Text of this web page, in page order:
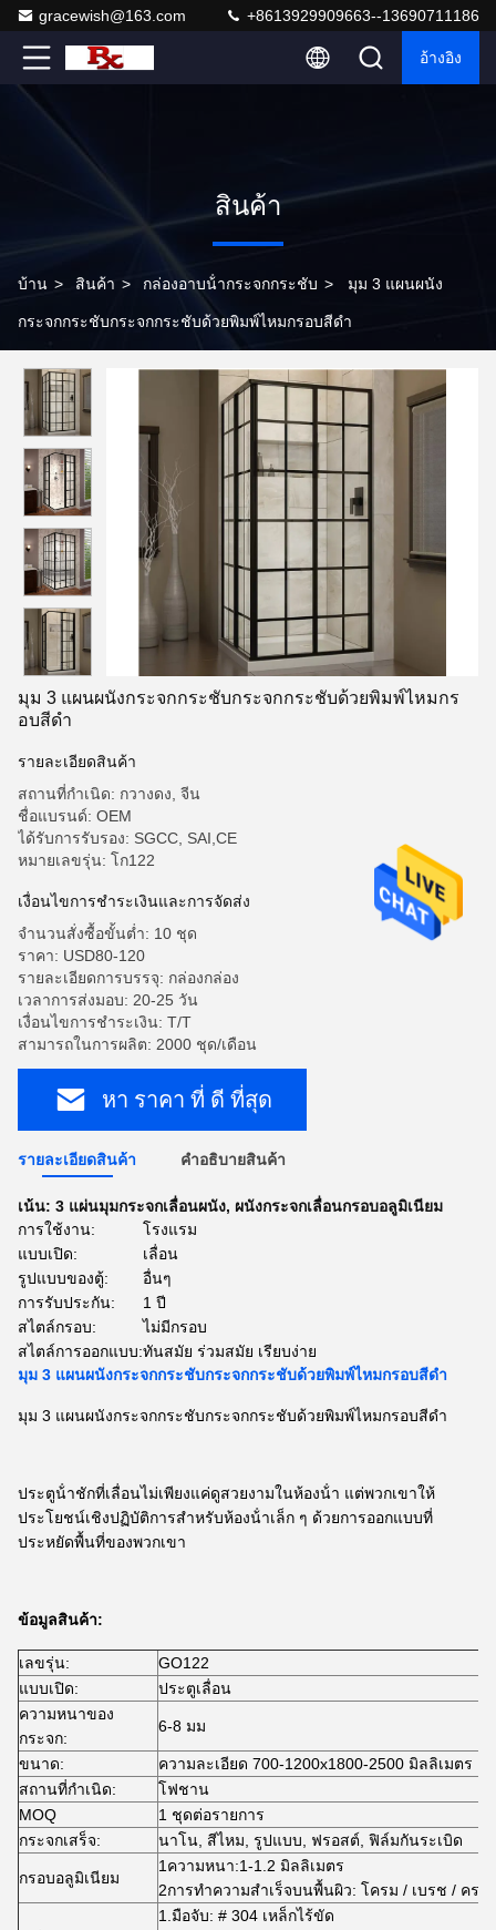
gracewish@163.com +8613929909663--13690711186
อ้างอิง
สินค้า
บ้าน > สินค้า > กล่องอาบน้ํากระจกกระชับ > มุม 3 แผนผนัง
กระจกกระชับกระจกกระชับด้วยพิมพ์ไหมกรอบสีดํา
มุม 3 แผนผนังกระจกกระชับกระจกกระชับด้วยพิมพ์ไหมกร
อบสีดํา
รายละเอียดสินค้า
สถานที่กำเนิด: กวางดง, จีน
ชื่อแบรนด์: OEM
ได้รับการรับรอง: SGCC, SAI,CE
หมายเลขรุ่น: โก122
เงื่อนไขการชําระเงินและการจัดส่ง
จำนวนสั่งซื้อขั้นต่ำ: 10 ชุด
ราคา: USD80-120
รายละเอียดการบรรจุ: กล่องกล่อง
เวลาการส่งมอบ: 20-25 วัน
เงื่อนไขการชำระเงิน: T/T
สามารถในการผลิต: 2000 ชุด/เดือน
หา ราคา ที่ ดี ที่สุด
รายละเอียดสินค้า คําอธิบายสินค้า
เน้น: 3 แผ่นมุมกระจกเลื่อนผนัง, ผนังกระจกเลื่อนกรอบอลูมิเนียม
การใช้งาน:
โรงแรม
แบบเปิด:
เลื่อน
รูปแบบของตู้:
อื่นๆ
การรับประกัน:
1 ปี
สไตล์กรอบ:
ไม่มีกรอบ
สไตล์การออกแบบ:ทันสมัย ​​ร่วมสมัย เรียบง่าย
มุม 3 แผนผนังกระจกกระชับกระจกกระชับด้วยพิมพ์ไหมกรอบสีดํา
มุม 3 แผนผนังกระจกกระชับกระจกกระชับด้วยพิมพ์ไหมกรอบสีดํา
ประตูน้ําชักที่เลื่อนไม่เพียงแค่ดูสวยงามในห้องน้ํา แต่พวกเขาให้
ประโยชน์เชิงปฏิบัติการสําหรับห้องน้ําเล็ก ๆ ด้วยการออกแบบที่
ประหยัดพื้นที่ของพวกเขา
ข้อมูลสินค้า:
เลขรุ่น:
GO122
แบบเปิด:
ประตูเลื่อน
ความหนาของ
กระจก:
6-8 มม
ขนาด:
ความละเอียด 700-1200x1800-2500 มิลลิเมตร
สถานที่กําเนิด:
โฟชาน
MOQ
1 ชุดต่อรายการ
กระจกเสร็จ:
นาโน, สีไหม, รูปแบบ, ฟรอสต์, ฟิล์มกันระเบิด
กรอบอลูมิเนียม
1ความหนา:1-1.2 มิลลิเมตร
2การทําความสําเร็จบนพื้นผิว: โครม / เบรช / คร
1.มือจับ: # 304 เหล็กไร้ขัด